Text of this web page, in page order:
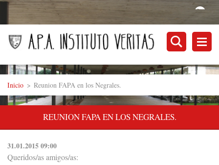
Inicio > Reunion FAPA en los Negrales.
REUNION FAPA EN LOS NEGRALES.
31.01.2015 09:00
Queridos/as amigos/as: